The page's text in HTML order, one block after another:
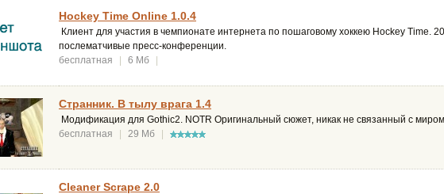
Hockey Time Online 1.0.4
Клиент для участия в чемпионате интернета по пошаговому хоккею Hockey Time.
послематчивые пресс-конференции.
бесплатная
| 6 Мб |
Странник. В тылу врага 1.4
Модификация для Gothic2. NOTR Оригинальный сюжет, никак не связанный с
бесплатная
| 29 Мб |
Cleaner Scrape 2.0